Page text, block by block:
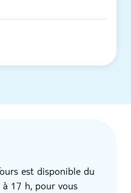
est disponible du
17 h, pour vous